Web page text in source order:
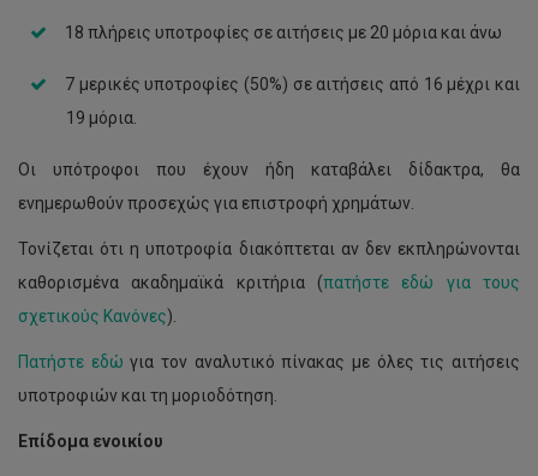
18 πλήρεις υποτροφίες σε αιτήσεις με 20 μόρια και άνω
7 μερικές υποτροφίες (50%) σε αιτήσεις από 16 μέχρι και
19 μόρια.
Οι υπότροφοι που έχουν ήδη καταβάλει δίδακτρα, θα
ενημερωθούν προσεχώς για επιστροφή χρημάτων.
Τονίζεται ότι η υποτροφία διακόπτεται αν δεν εκπληρώνονται
καθορισμένα ακαδημαϊκά κριτήρια (πατήστε εδώ για τους
σχετικούς Κανόνες).
Πατήστε εδώ για τον αναλυτικό πίνακας με όλες τις αιτήσεις
υποτροφιών και τη μοριοδότηση.
Επίδομα ενοικίου